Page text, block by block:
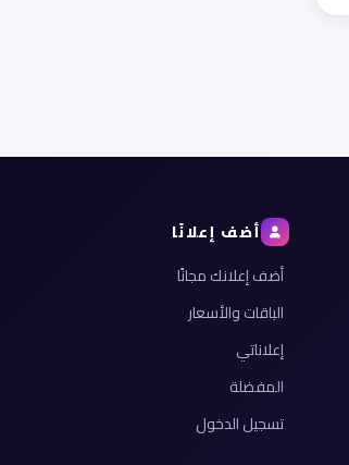
أضف إعلانًا
أضف إعلانك مجانًا
الباقات والأسعار
إعلاناتي
المفضلة
تسجيل الدخول